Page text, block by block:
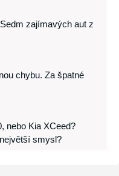
zajímavých aut z
chybu. Za špatné
nebo Kia XCeed?
smysl?